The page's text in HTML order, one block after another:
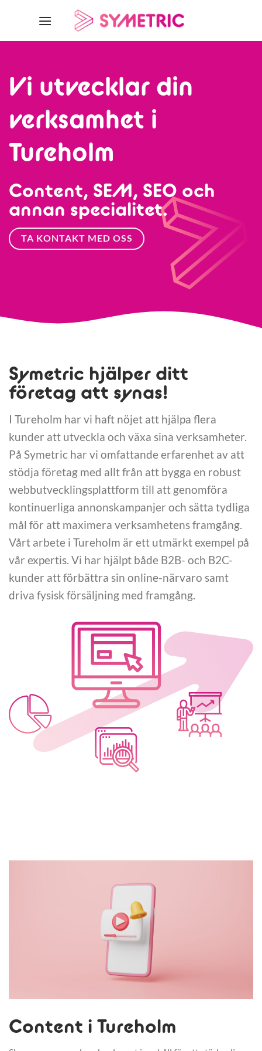
Vi utvecklar din
verksamhet i
Tureholm
Content, SEM, SEO och
annan specialitet.
TA KONTAKT MED OSS
Symetric hjälper ditt
företag att synas!
I Tureholm har vi haft nöjet att hjälpa flera
kunder att utveckla och växa sina verksamheter.
På Symetric har vi omfattande erfarenhet av att
stödja företag med allt från att bygga en robust
webbutvecklingsplattform till att genomföra
kontinuerliga annonskampanjer och sätta tydliga
mål för att maximera verksamhetens framgång.
Vårt arbete i Tureholm är ett utmärkt exempel på
vår expertis. Vi har hjälpt både B2B- och B2C-
kunder att förbättra sin online-närvaro samt
driva fysisk försäljning med framgång.
Content i Tureholm